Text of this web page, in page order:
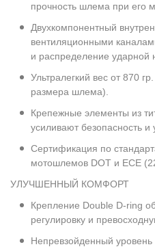
прочность шлема при его
Двухкомпонентный
вентиляционными
и распределение ударной
Ультралегкий вес от 870
размера шлема).
Крепежные элементы из
усиливают безопасность
Сертификация по
мотошлемов DOT и ECE
УЛУЧШЕННЫЙ КОМФОРТ
Крепление Double D-ring
регулировку и
Непревзойденный уровень